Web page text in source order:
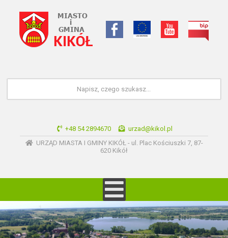
+48 54 2894670
urzad@kikol.pl
URZĄD MIASTA I GMINY KIKÓŁ - ul. Plac Kościuszki 7, 87-
620 Kikół